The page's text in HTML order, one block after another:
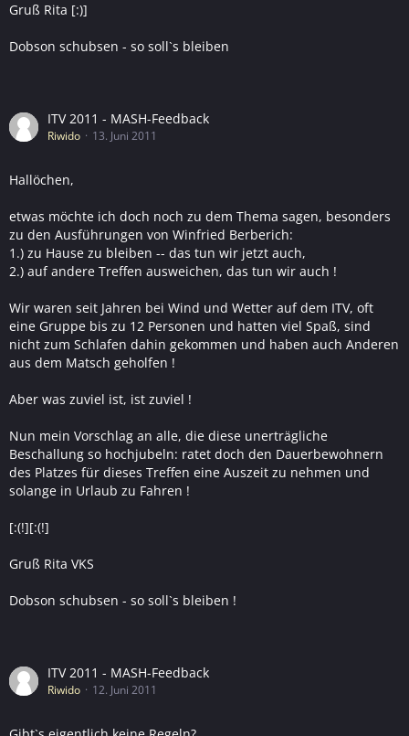
Gruß Rita [:)]
Dobson schubsen - so soll`s bleiben
ITV 2011 - MASH-Feedback
Riwido 13. Juni 2011
Hallöchen,
etwas möchte ich doch noch zu dem Thema sagen, besonders
zu den Ausführungen von Winfried Berberich:
1.) zu Hause zu bleiben -- das tun wir jetzt auch,
2.) auf andere Treffen ausweichen, das tun wir auch !
Wir waren seit Jahren bei Wind und Wetter auf dem ITV, oft
eine Gruppe bis zu 12 Personen und hatten viel Spaß, sind
nicht zum Schlafen dahin gekommen und haben auch Anderen
aus dem Matsch geholfen !
Aber was zuviel ist, ist zuviel !
Nun mein Vorschlag an alle, die diese unerträgliche
Beschallung so hochjubeln: ratet doch den Dauerbewohnern
des Platzes für dieses Treffen eine Auszeit zu nehmen und
solange in Urlaub zu Fahren !
[:(!][:(!]
Gruß Rita VKS
Dobson schubsen - so soll`s bleiben !
ITV 2011 - MASH-Feedback
Riwido 12. Juni 2011